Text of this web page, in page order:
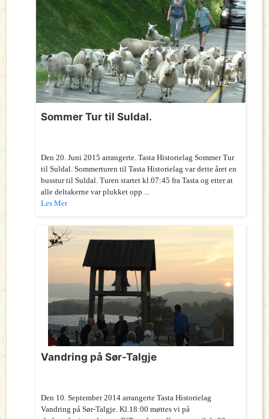
Sommer Tur til Suldal.
Den 20. Juni 2015 arrangerte. Tasta Historielag Sommer Tur
til Suldal. Sommerturen til Tasta Historielag var dette året en
busstur til Suldal. Turen startet kl.07:45 fra Tasta og etter at
alle deltakerne var plukket opp ...
Les Mer
Vandring på Sør-Talgje
Den 10. September 2014 arrangerte Tasta Historielag
Vandring på Sør-Talgje. Kl.18:00 møttes vi på